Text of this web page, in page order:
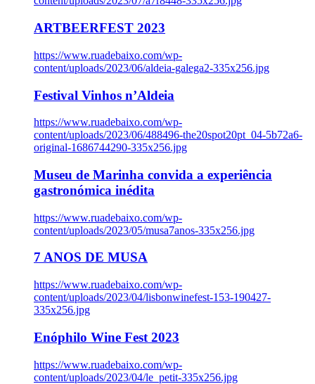
ARTBEERFEST 2023
https://www.ruadebaixo.com/wp-
content/uploads/2023/06/aldeia-galega2-335x256.jpg
Festival Vinhos n’Aldeia
https://www.ruadebaixo.com/wp-
content/uploads/2023/06/488496-the20spot20pt_04-5b72a6-
original-1686744290-335x256.jpg
Museu de Marinha convida a experiência
gastronómica inédita
https://www.ruadebaixo.com/wp-
content/uploads/2023/05/musa7anos-335x256.jpg
7 ANOS DE MUSA
https://www.ruadebaixo.com/wp-
content/uploads/2023/04/lisbonwinefest-153-190427-
335x256.jpg
Enóphilo Wine Fest 2023
https://www.ruadebaixo.com/wp-
content/uploads/2023/04/le_petit-335x256.jpg